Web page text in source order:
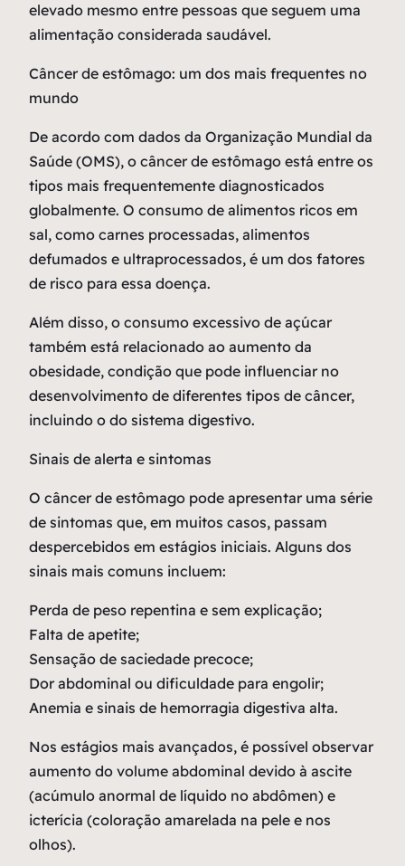
elevado mesmo entre pessoas que seguem uma
alimentação considerada saudável.
Câncer de estômago: um dos mais frequentes no
mundo
De acordo com dados da Organização Mundial da
Saúde (OMS), o câncer de estômago está entre os
tipos mais frequentemente diagnosticados
globalmente. O consumo de alimentos ricos em
sal, como carnes processadas, alimentos
defumados e ultraprocessados, é um dos fatores
de risco para essa doença.
Além disso, o consumo excessivo de açúcar
também está relacionado ao aumento da
obesidade, condição que pode influenciar no
desenvolvimento de diferentes tipos de câncer,
incluindo o do sistema digestivo.
Sinais de alerta e sintomas
O câncer de estômago pode apresentar uma série
de sintomas que, em muitos casos, passam
despercebidos em estágios iniciais. Alguns dos
sinais mais comuns incluem:
Perda de peso repentina e sem explicação;
Falta de apetite;
Sensação de saciedade precoce;
Dor abdominal ou dificuldade para engolir;
Anemia e sinais de hemorragia digestiva alta.
Nos estágios mais avançados, é possível observar
aumento do volume abdominal devido à ascite
(acúmulo anormal de líquido no abdômen) e
icterícia (coloração amarelada na pele e nos
olhos).